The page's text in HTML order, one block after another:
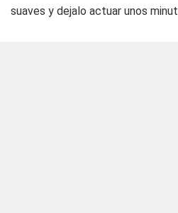
suaves y dejalo actuar unos